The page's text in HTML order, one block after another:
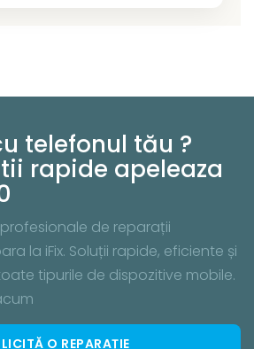
telefonul tău ?
rapide apeleaza
de reparații
la iFix. Soluții rapide, eficiente și
tipurile de dispozitive mobile.
O REPARAȚIE